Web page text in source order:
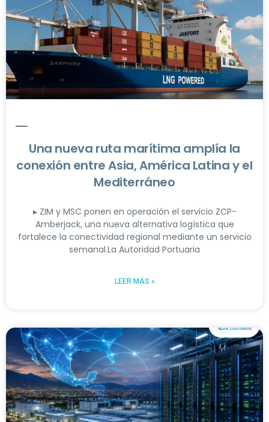
Una nueva ruta marítima amplía la
conexión entre Asia, América Latina y el
Mediterráneo
▸ ZIM y MSC ponen en operación el servicio ZCP-
Amberjack, una nueva alternativa logística que
fortalece la conectividad regional mediante un servicio
semanal.La Autoridad Portuaria
LEER MÁS »